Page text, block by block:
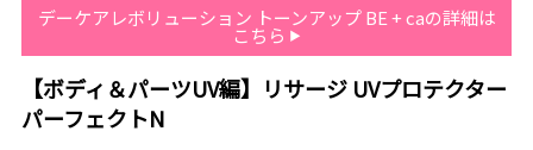
デーケアレボリューション トーンアップ BE + caの詳細は
こちら
【ボディ＆パーツUV編】リサージ UVプロテクター
パーフェクトN